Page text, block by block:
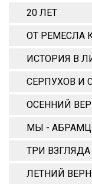
20 ЛЕТ
ОТ РЕМЕСЛА
ИСТОРИЯ В
СЕРПУХОВ И
ОСЕННИЙ
МЫ -
ТРИ
ЛЕТНИЙ